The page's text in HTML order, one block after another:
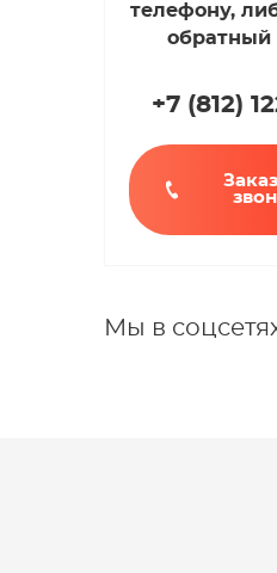
телефону,
обратный
+7 (812)
Мы в